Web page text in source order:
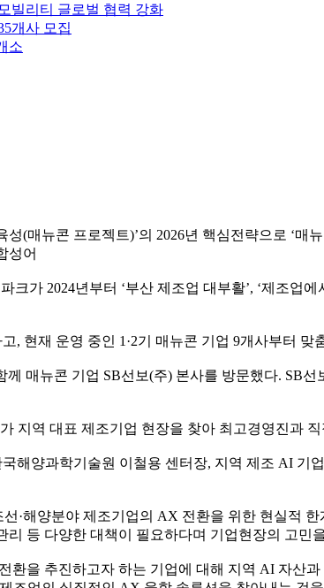
빌리티 글로벌 협력 강화
개사 모집
소
(매뉴콘 프로젝트)’의 2026년 핵심전략으로 ‘매
성어
가 2024년부터 ‘부산 제조업 대부활’, ‘제조업
, 현재 운영 중인 1·2기 매뉴콘 기업 9개사부터 맞
매뉴콘 기업 SB선보(주) 본사를 방문했다. SB
지역 대표 제조기업 현장을 찾아 최고경영진과
해양과학기술원 이철용 센터장, 지역 제조 AI 기
해양분야 제조기업의 AX 전환을 위한 현실적
리 등 다양한 대책이 필요하다며 기업현장의 고민
을 추진하고자 하는 기업에 대해 지역 AI 자산